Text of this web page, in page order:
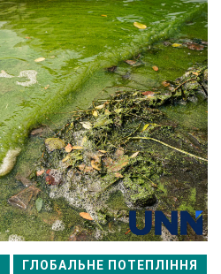
ГЛОБАЛЬНЕ ПОТЕПЛІННЯ